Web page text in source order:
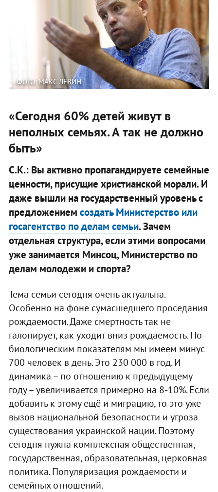
ФОТО: МАКС ЛЕВИН
«Сегодня 60% детей живут в
неполных семьях. А так не должно
быть»
С.К.: Вы активно пропагандируете семейные
ценности, присущие христианской морали. И
даже вышли на государственный уровень с
предложением создать Министерство или
госагентство по делам семьи. Зачем
отдельная структура, если этими вопросами
уже занимается Минсоц, Министерство по
делам молодежи и спорта?
Тема семьи сегодня очень актуальна.
Особенно на фоне сумасшедшего проседания
рождаемости. Даже смертность так не
галопирует, как уходит вниз рождаемость. По
биологическим показателям мы имеем минус
700 человек в день. Это 230 000 в год. И
динамика – по отношению к предыдущему
году – увеличивается примерно на 8-10%. Если
добавить к этому ещё и миграцию, то это уже
вызов национальной безопасности и угроза
существования украинской нации. Поэтому
сегодня нужна комплексная общественная,
государственная, образовательная, церковная
политика. Популяризация рождаемости и
семейных отношений.